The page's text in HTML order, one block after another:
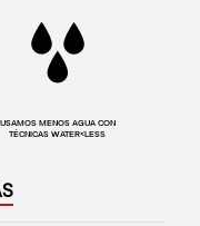
USAMOS MENOS AGUA CON
TÉCNICAS WATER<LESS